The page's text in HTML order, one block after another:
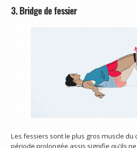
3. Bridge de fessier
Les fessiers sont le plus gros muscle du